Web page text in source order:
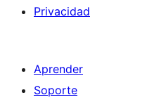
Privacidad
Aprender
Soporte